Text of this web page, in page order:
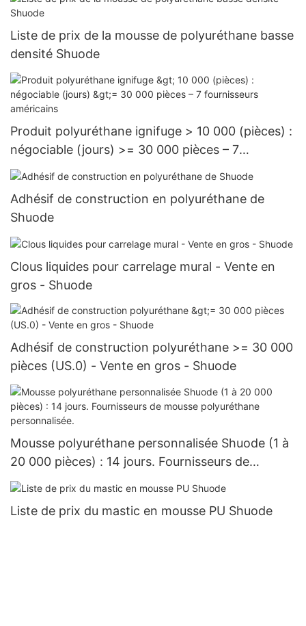
Liste de prix de la mousse de polyuréthane basse
densité Shuode
Produit polyuréthane ignifuge > 10 000 (pièces) :
négociable (jours) >= 30 000 pièces – 7
fournisseurs américains
Adhésif de construction en polyuréthane de
Shuode
Clous liquides pour carrelage mural - Vente en
gros - Shuode
Adhésif de construction polyuréthane >= 30 000
pièces (US.0) - Vente en gros - Shuode
Mousse polyuréthane personnalisée Shuode (1 à
20 000 pièces) : 14 jours. Fournisseurs de
mousse polyuréthane personnalisée.
Liste de prix du mastic en mousse PU Shuode